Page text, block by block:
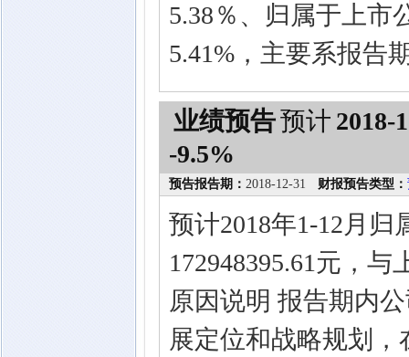
5.38％、归属于上市
5.41%，主要系报告
业绩预告预计 2018-
-9.5%
预告报告期： 2018-12-31 财报预告类型：
预计2018年1-12月
172948395.61元，
原因说明 报告期内
展定位和战略规划